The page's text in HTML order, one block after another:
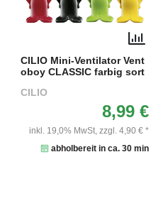
CILIO Mini-Ventilator Vent
oboy CLASSIC farbig sort
CILIO
8,99 €
inkl. 19,0% MwSt, zzgl. 4,90 € *
abholbereit in ca. 30 min